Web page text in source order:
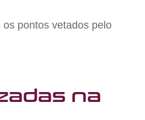
pontos vetados pelo
na